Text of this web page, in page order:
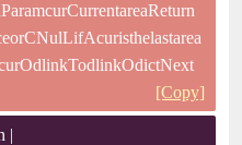
[Copy]
|